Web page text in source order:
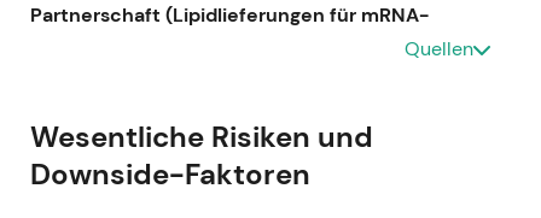
Partnerschaft (Lipidlieferungen für mRNA-
- Ereignis: Merck KGaA vereinbarte, die
auszuweiten, mit dem Ziel erhöhter Liefermengen
bis Ende 2021.
- Einordnung: Die Rolle des
Unternehmens als kritischer Life-Science-Zulieferer
Quellen
Wesentliche Risiken und
Downside-Faktoren